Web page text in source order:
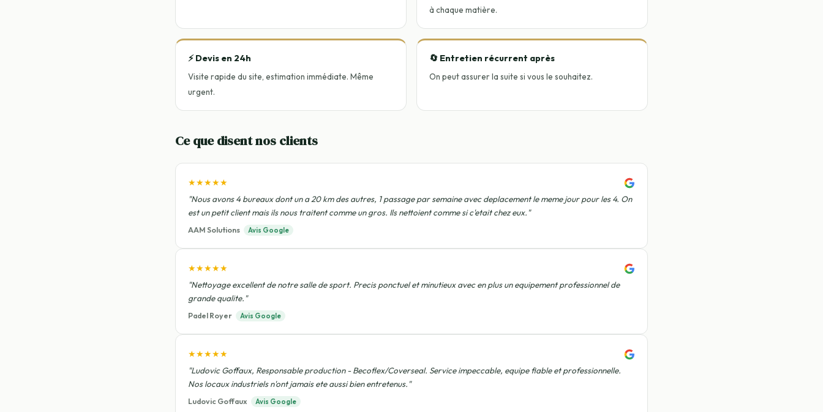
à chaque matière.
⚡ Devis en 24h
Visite rapide du site, estimation immédiate. Même
urgent.
🔄 Entretien récurrent après
On peut assurer la suite si vous le souhaitez.
Ce que disent nos clients
★★★★★
"Nous avons 4 bureaux dont un a 20 km des autres, 1 passage par semaine avec deplacement le meme jour pour les 4. On
est un petit client mais ils nous traitent comme un gros. Ils nettoient comme si c'etait chez eux."
AAM Solutions Avis Google
★★★★★
"Nettoyage excellent de notre salle de sport. Precis ponctuel et minutieux avec en plus un equipement professionnel de
grande qualite."
Padel Royer Avis Google
★★★★★
"Ludovic Goffaux, Responsable production - Becoflex/Coverseal. Service impeccable, equipe fiable et professionnelle.
Nos locaux industriels n'ont jamais ete aussi bien entretenus."
Ludovic Goffaux Avis Google